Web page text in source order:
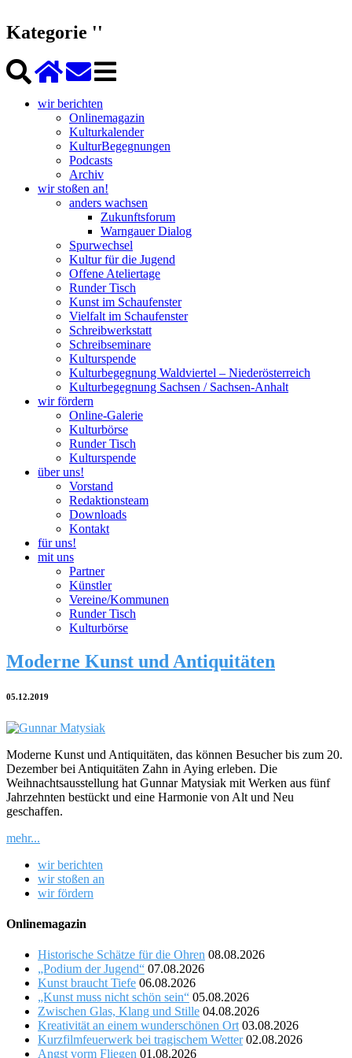
Kategorie ''
wir berichten
Onlinemagazin
Kulturkalender
KulturBegegnungen
Podcasts
Archiv
wir stoßen an!
anders wachsen
Zukunftsforum
Warngauer Dialog
Spurwechsel
Kultur für die Jugend
Offene Ateliertage
Runder Tisch
Kunst im Schaufenster
Vielfalt im Schaufenster
Schreibwerkstatt
Schreibseminare
Kulturspende
Kulturbegegnung Waldviertel – Niederösterreich
Kulturbegegnung Sachsen / Sachsen-Anhalt
wir fördern
Online-Galerie
Kulturbörse
Runder Tisch
Kulturspende
über uns!
Vorstand
Redaktionsteam
Downloads
Kontakt
für uns!
mit uns
Partner
Künstler
Vereine/Kommunen
Runder Tisch
Kulturbörse
Moderne Kunst und Antiquitäten
05.12.2019
Moderne Kunst und Antiquitäten, das können Besucher bis zum 20.
Dezember bei Antiquitäten Zahn in Aying erleben. Die
Weihnachtsausstellung hat Gunnar Matysiak mit Werken aus fünf
Jahrzehnten bestückt und eine Harmonie von Alt und Neu
geschaffen.
mehr...
wir berichten
wir stoßen an
wir fördern
Onlinemagazin
Historische Schätze für die Ohren 08.08.2026
„Podium der Jugend“ 07.08.2026
Kunst braucht Tiefe 06.08.2026
„Kunst muss nicht schön sein“ 05.08.2026
Zwischen Glas, Klang und Stille 04.08.2026
Kreativität an einem wunderschönen Ort 03.08.2026
Kurzfilmfeuerwerk bei tragischem Wetter 02.08.2026
Angst vorm Fliegen 01.08.2026